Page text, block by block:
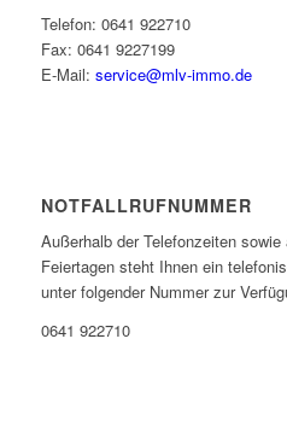
Telefon: 0641 922710
Fax: 0641 9227199
E-Mail: service@mlv-immo.de
NOTFALLRUFNUMMER
Außerhalb der Telefonzeiten
Feiertagen steht Ihnen ein
unter folgender Nummer zur
0641 922710